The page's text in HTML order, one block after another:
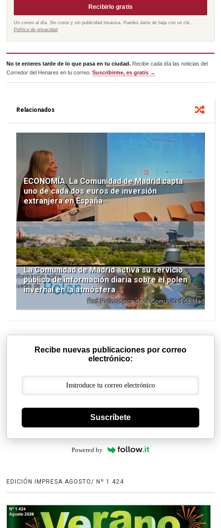
Recibirlo gratis
Un correo al día. Sin coste y sin publicidad invasiva. Puedes darte de baja con un clic.
Política de privacidad
No te enteres tarde de lo que pasa en tu ciudad. Recibe cada día las noticias del
Corredor del Henares en tu correo.Suscribirme, es gratis →
Relacionados
ECONOMÍA. La Comunidad de Madrid capta
uno de cada dos euros de inversión
extranjera en España
La Comunidad de Madrid activa su servicio
público de información diaria sobre el polen
invernal en la atmósfera
Recibe nuevas publicaciones por correo
electrónico:
Suscríbete
Powered by
EDICIÓN IMPRESA AGOSTO/ Nº 1.424